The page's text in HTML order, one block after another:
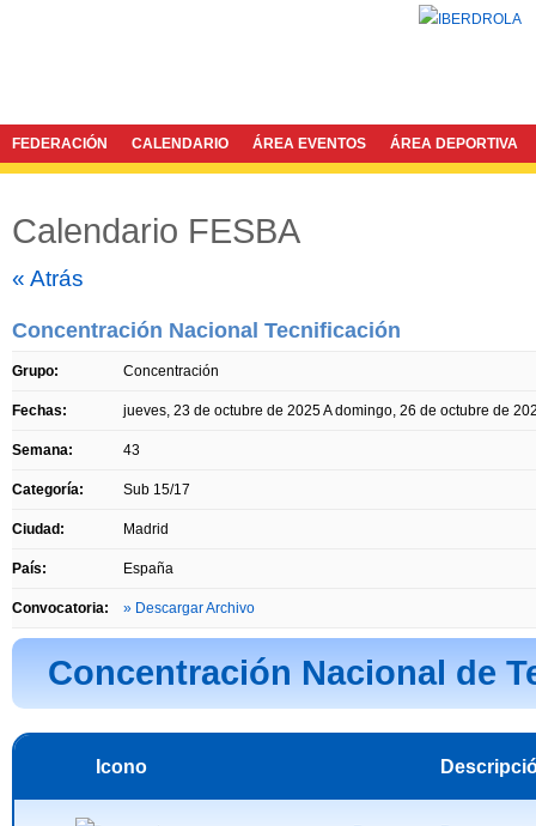
FEDERACIÓN CALENDARIO ÁREA EVENTOS ÁREA DEPORTIVA
Calendario FESBA
« Atrás
Concentración Nacional Tecnificación
Grupo: Concentración
Fechas: jueves, 23 de octubre de 2025Adomingo, 26 de octubre de
Semana: 43
Categoría: Sub 15/17
Ciudad: Madrid
País: España
Convocatoria: » Descargar Archivo
Concentración Nacional de
Icono